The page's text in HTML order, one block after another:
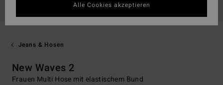
Jeans & Hosen
New Waves 2
Frauen Multi Hose mit elastischem Bund
Alle Cookies akzeptieren